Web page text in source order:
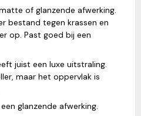
of glanzende afwerking.
bestand tegen krassen en
op. Past goed bij een
juist een luxe uitstraling.
maar het oppervlak is
glanzende afwerking.